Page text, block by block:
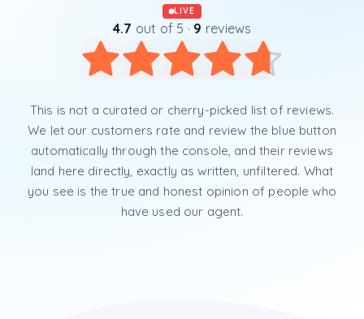
LIVE
4.7 out of 5 · 9 reviews
Average rating
This is not a curated or cherry-picked list of reviews.
We let our customers rate and review the blue button
automatically through the console, and their reviews
land here directly, exactly as written, unfiltered. What
you see is the true and honest opinion of people who
have used our agent.